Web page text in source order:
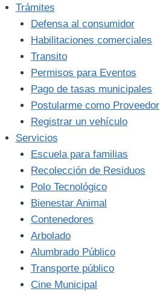
Trámites
Defensa al consumidor
Habilitaciones comerciales
Transito
Permisos para Eventos
Pago de tasas municipales
Postularme como Proveedor
Registrar un vehículo
Servicios
Escuela para familias
Recolección de Residuos
Polo Tecnológico
Bienestar Animal
Contenedores
Arbolado
Alumbrado Público
Transporte público
Cine Municipal